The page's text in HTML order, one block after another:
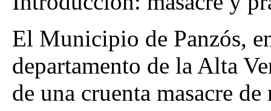
El Municipio de Panzós,
departamento de la Alta
de una cruenta masacre